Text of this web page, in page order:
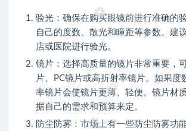
验光：确保在购买眼镜前进行准确的
自己的度数、散光和瞳距等参数。建
店或医院进行验光。
镜片：选择高质量的镜片非常重要，
片、PC镜片或高折射率镜片。如果度
率镜片会使镜片更薄、轻便。镜片材
据自己的需求和预算来定。
防尘防雾：市场上有一些防尘防雾功